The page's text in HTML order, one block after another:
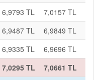
6,9793 TL
7,0157 TL
6,9487 TL
6,9849 TL
6,9335 TL 6,9696 TL
7,0295 TL 7,0661 TL